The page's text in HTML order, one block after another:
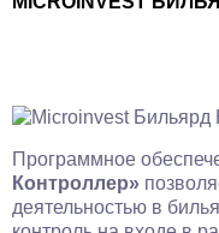
Программное
Контроллер»
деятельностью в